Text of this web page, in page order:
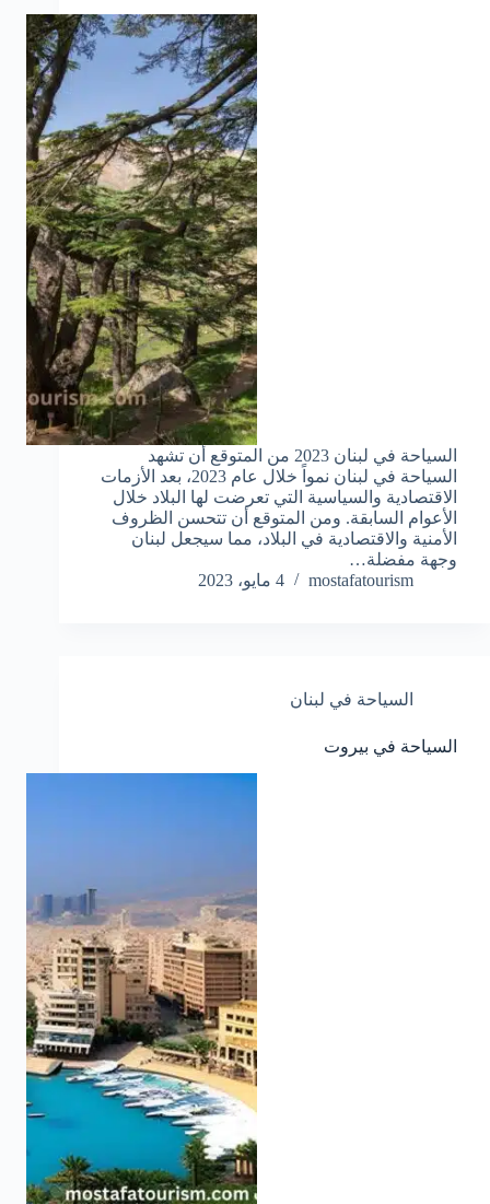
السياحة في لبنان 2023 من المتوقع أن تشهد
السياحة في لبنان نمواً خلال عام 2023، بعد الأزمات
الاقتصادية والسياسية التي تعرضت لها البلاد خلال
الأعوام السابقة. ومن المتوقع أن تتحسن الظروف
الأمنية والاقتصادية في البلاد، مما سيجعل لبنان
وجهة مفضلة…
mostafatourism
4 مايو، 2023
السياحة في لبنان
السياحة في بيروت